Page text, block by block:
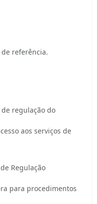
regulação do
aos serviços de
Regulação
para procedimentos